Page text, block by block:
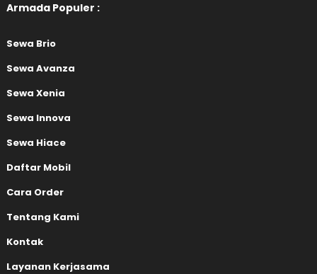
Armada Populer :
Sewa Brio
Sewa Avanza
Sewa Xenia
Sewa Innova
Sewa Hiace
Daftar Mobil
Cara Order
Tentang Kami
Kontak
Layanan Kerjasama